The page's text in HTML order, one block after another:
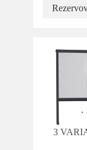
3